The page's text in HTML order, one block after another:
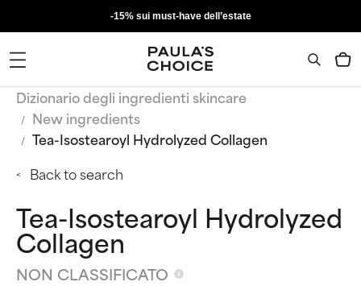
-15% sui must-have dell’estate
Dizionario degli ingredienti skincare
New ingredients
Tea-Isostearoyl Hydrolyzed Collagen
Back to search
Tea-Isostearoyl Hydrolyzed
Collagen
NON CLASSIFICATO